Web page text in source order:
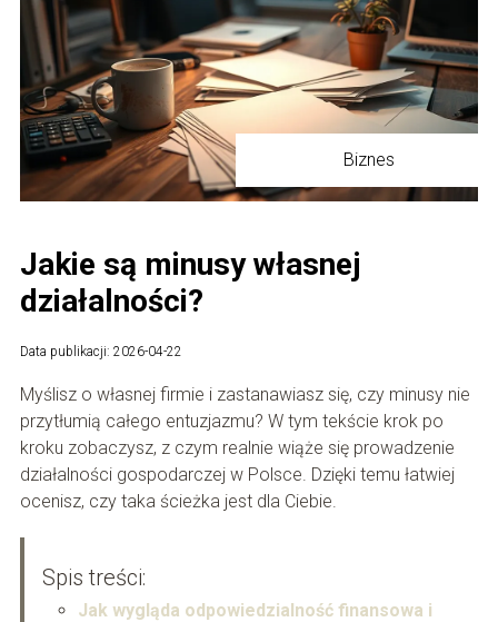
Biznes
Jakie są minusy własnej
działalności?
Data publikacji: 2026-04-22
Myślisz o własnej firmie i zastanawiasz się, czy minusy nie
przytłumią całego entuzjazmu? W tym tekście krok po
kroku zobaczysz, z czym realnie wiąże się prowadzenie
działalności gospodarczej w Polsce. Dzięki temu łatwiej
ocenisz, czy taka ścieżka jest dla Ciebie.
Spis treści:
Jak wygląda odpowiedzialność finansowa i